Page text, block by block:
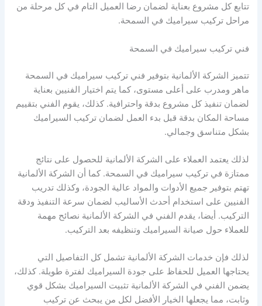
تتابع كل مشروع بعناية لضمان رضا العميل التام في كل مرحلة من
مراحل تركيب سيراميك في السمحة.
فني تركيب سيراميك في السمحة
تتميز الشركة الألمانية بتوفير فني تركيب سيراميك في السمحة
ماهر ومدرب على أعلى مستوى، كما يتم اختيار الفنيين بعناية
لضمان تنفيذ كل مشروع بدقة واحترافية. كذلك، يقوم الفني بتقييم
مساحة المكان بدقة قبل بدء العمل لضمان تركيب السيراميك
بشكل متناسق وجمالي.
لذلك يعتمد العملاء على الشركة الألمانية للحصول على نتائج
ممتازة في تركيب سيراميك في السمحة. كما أن الشركة الألمانية
تهتم بتوفير جميع الأدوات والمواد عالية الجودة، وكذلك تدريب
الفنيين على استخدام أحدث الأساليب لضمان سرعة التنفيذ ودقة
التركيب. أيضا، يقدم الفني في الشركة الألمانية نصائح مهمة
للعملاء حول صيانة السيراميك وتنظيفه بعد التركيب.
لذلك فإن خدمات الشركة الألمانية تشمل كل التفاصيل التي
يحتاجها العميل للحفاظ على جودة السيراميك لفترة طويلة. كذلك،
يضمن الفني في الشركة الألمانية تثبيت السيراميك بشكل قوي
وثابت، مما يجعلها الخيار الأفضل لكل من يبحث عن تركيب